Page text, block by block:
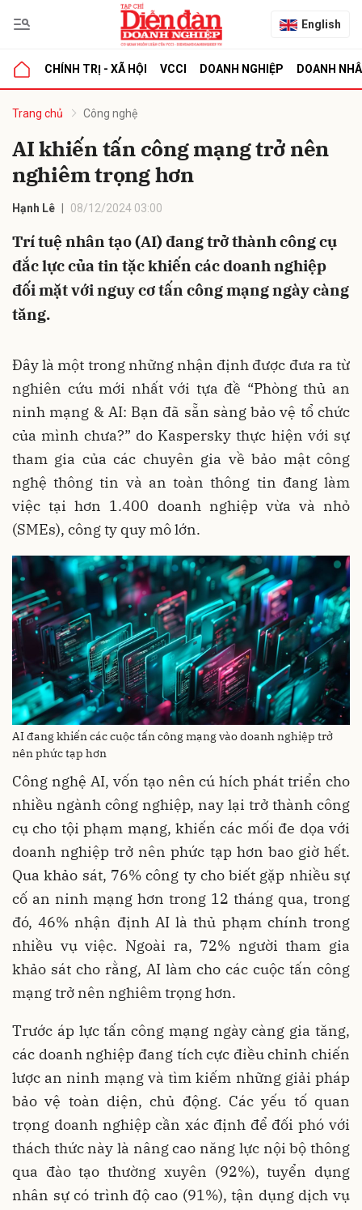
English
CHÍNH TRỊ - XÃ HỘI VCCI DOANH NGHIỆP DOANH
Trang chủ Công nghệ
AI khiến tấn công mạng trở nên
nghiêm trọng hơn
Hạnh Lê 08/12/2024 03:00
Trí tuệ nhân tạo (AI) đang trở thành công cụ
đắc lực của tin tặc khiến các doanh nghiệp
đối mặt với nguy cơ tấn công mạng ngày càng
tăng.
Đây là một trong những nhận định được đưa ra từ
nghiên cứu mới nhất với tựa đề “Phòng thủ an
ninh mạng & AI: Bạn đã sẵn sàng bảo vệ tổ chức
của mình chưa?” do Kaspersky thực hiện với sự
tham gia của các chuyên gia về bảo mật công
nghệ thông tin và an toàn thông tin đang làm
việc tại hơn 1.400 doanh nghiệp vừa và nhỏ
(SMEs), công ty quy mô lớn.
AI đang khiến các cuộc tấn công mạng vào doanh nghiệp trở
nên phức tạp hơn
Công nghệ AI, vốn tạo nên cú hích phát triển cho
nhiều ngành công nghiệp, nay lại trở thành công
cụ cho tội phạm mạng, khiến các mối đe dọa với
doanh nghiệp trở nên phức tạp hơn bao giờ hết.
Qua khảo sát, 76% công ty cho biết gặp nhiều sự
cố an ninh mạng hơn trong 12 tháng qua, trong
đó, 46% nhận định AI là thủ phạm chính trong
nhiều vụ việc. Ngoài ra, 72% người tham gia
khảo sát cho rằng, AI làm cho các cuộc tấn công
mạng trở nên nghiêm trọng hơn.
Trước áp lực tấn công mạng ngày càng gia tăng,
các doanh nghiệp đang tích cực điều chỉnh chiến
lược an ninh mạng và tìm kiếm những giải pháp
bảo vệ toàn diện, chủ động. Các yếu tố quan
trọng doanh nghiệp cần xác định để đối phó với
thách thức này là nâng cao năng lực nội bộ thông
qua đào tạo thường xuyên (92%), tuyển dụng
nhân sự có trình độ cao (91%), tận dụng dịch vụ
luận
Hủy